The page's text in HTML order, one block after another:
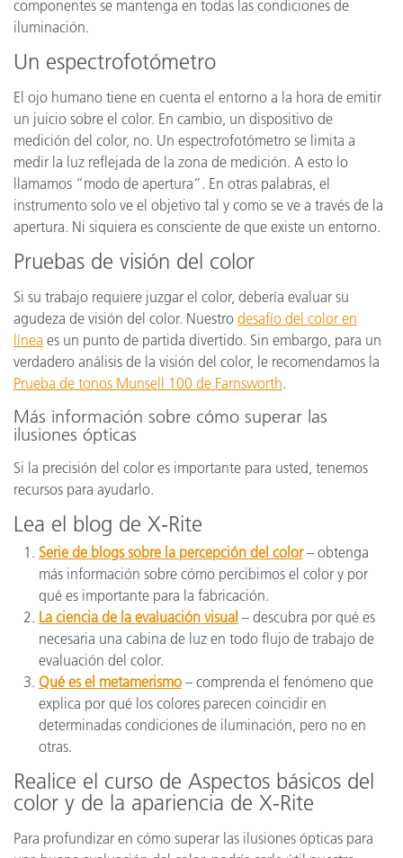
componentes se mantenga en todas las condiciones de
iluminación.
Un espectrofotómetro
El ojo humano tiene en cuenta el entorno a la hora de emitir
un juicio sobre el color. En cambio, un dispositivo de
medición del color, no. Un espectrofotómetro se limita a
medir la luz reflejada de la zona de medición. A esto lo
llamamos “modo de apertura”. En otras palabras, el
instrumento solo ve el objetivo tal y como se ve a través de la
apertura. Ni siquiera es consciente de que existe un entorno.
Pruebas de visión del color
Si su trabajo requiere juzgar el color, debería evaluar su
agudeza de visión del color. Nuestro desafío del color en
línea es un punto de partida divertido. Sin embargo, para un
verdadero análisis de la visión del color, le recomendamos la
Prueba de tonos Munsell 100 de Farnsworth.
Más información sobre cómo superar las
ilusiones ópticas
Si la precisión del color es importante para usted, tenemos
recursos para ayudarlo.
Lea el blog de X-Rite
Serie de blogs sobre la percepción del color– obtenga
más información sobre cómo percibimos el color y por
qué es importante para la fabricación.
La ciencia de la evaluación visual – descubra por qué es
necesaria una cabina de luz en todo flujo de trabajo de
evaluación del color.
Qué es el metamerismo – comprenda el fenómeno que
explica por qué los colores parecen coincidir en
determinadas condiciones de iluminación, pero no en
otras.
Realice el curso de Aspectos básicos del
color y de la apariencia de X-Rite
Para profundizar en cómo superar las ilusiones ópticas para